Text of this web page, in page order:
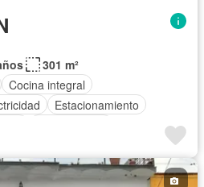
301 m²
Cocina integral
Estacionamiento